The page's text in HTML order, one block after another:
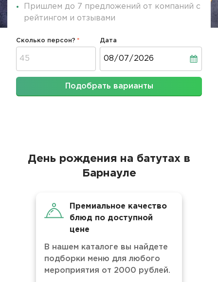
Пришлем до 7 предложений от компаний с
рейтингом и отзывами
Сколько персон? Дата
Подобрать варианты
День рождения на батутах в
Барнауле
Премиальное качество
блюд по доступной
цене
В нашем каталоге вы найдете
подборки меню для любого
мероприятия от 2000 рублей.